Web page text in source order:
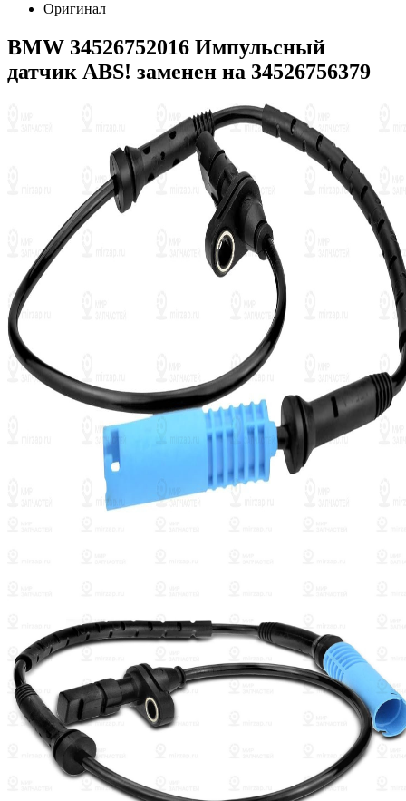
Оригинал
BMW 34526752016 Импульсный
датчик ABS! заменен на 34526756379